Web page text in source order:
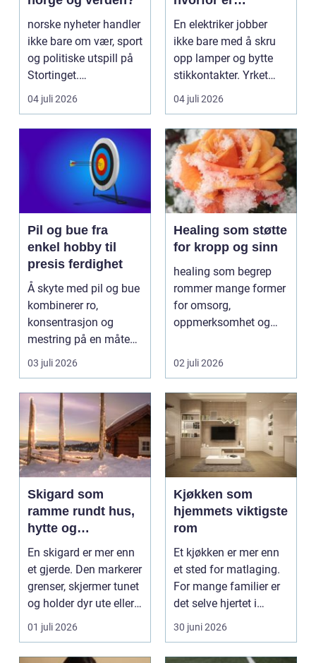
norske nyheter handler
ikke bare om vær, sport
og politiske utspill på
Stortinget.
Nyhetsbildet form...
04 juli 2026
fagkunnskap så
viktig?
En elektriker jobber
ikke bare med å skru
opp lamper og bytte
stikkontakter. Yrket
handler om sikker...
04 juli 2026
Pil og bue fra
enkel hobby til
presis ferdighet
Å skyte med pil og bue
kombinerer ro,
konsentrasjon og
mestring på en måte
få andre aktiviteter
gjør...
03 juli 2026
Healing som støtte
for kropp og sinn
healing som begrep
rommer mange former
for omsorg,
oppmerksomhet og
som mål å s...
02 juli 2026
Skigard som
ramme rundt hus,
hytte og
kulturlandskap
En skigard er mer enn
et gjerde. Den markerer
grenser, skjermer tunet
og holder dyr ute eller
inne, ...
01 juli 2026
Kjøkken som
hjemmets viktigste
rom
Et kjøkken er mer enn
et sted for matlaging.
For mange familier er
det selve hjertet i
boligen, romm...
30 juni 2026